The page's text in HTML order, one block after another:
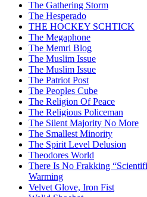
The Gathering Storm
The Hesperado
THE HOCKEY SCHTICK
The Megaphone
The Memri Blog
The Muslim Issue
The Muslim Issue
The Patriot Post
The Peoples Cube
The Religion Of Peace
The Religious Policeman
The Silent Majority No More
The Smallest Minority
The Spirit Level Delusion
Theodores World
There Is No Frakking
Warming
Velvet Glove, Iron Fist